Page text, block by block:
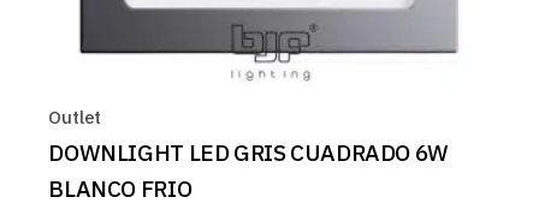
Outlet
DOWNLIGHT LED GRIS CUADRADO 6W
BLANCO FRIO